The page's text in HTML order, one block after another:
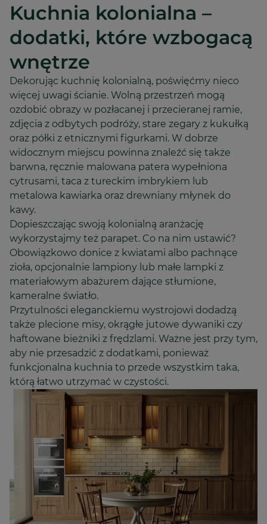
Kuchnia kolonialna –
dodatki, które wzbogacą
wnętrze
Dekorując kuchnię kolonialną, poświęćmy nieco
więcej uwagi ścianie. Wolną przestrzeń mogą
ozdobić obrazy w pozłacanej i przecieranej ramie,
zdjęcia z odbytych podróży, stare zegary z kukułką
oraz półki z etnicznymi figurkami. W dobrze
widocznym miejscu powinna znaleźć się także
barwna, ręcznie malowana patera wypełniona
cytrusami, taca z tureckim imbrykiem lub
metalowa kawiarka oraz drewniany młynek do
kawy.
Dopieszczając swoją kolonialną aranżację
wykorzystajmy też parapet. Co na nim ustawić?
Obowiązkowo donice z kwiatami albo pachnące
zioła, opcjonalnie lampiony lub małe lampki z
materiałowym abażurem dające stłumione,
kameralne światło.
Przytulności eleganckiemu wystrojowi dodadzą
także plecione misy, okrągłe jutowe dywaniki czy
haftowane bieżniki z frędzlami. Ważne jest przy tym,
aby nie przesadzić z dodatkami, ponieważ
funkcjonalna kuchnia to przede wszystkim taka,
którą łatwo utrzymać w czystości.